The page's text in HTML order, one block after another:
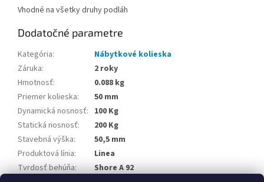
Vhodné na všetky druhy podláh
Dodatočné parametre
Kategória:
Nábytkové kolieska
Záruka:
2 roky
Hmotnosť:
0.088 kg
Priemer kolieska:
50 mm
Dynamická nosnosť: 100 Kg
Statická nosnosť:
200 Kg
Stavebná výška:
50,5 mm
Produktová línia:
Linea
Tvrdosť behúňa:
Shore A 92